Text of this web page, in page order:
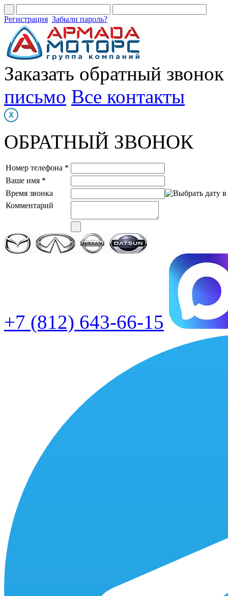
Регистрация Забыли пароль?
Заказать обратный звонок
письмо Все контакты
ОБРАТНЫЙ ЗВОНОК
Номер телефона *
Ваше имя *
Время звонка
Комментарий
+7 (812) 643-66-15